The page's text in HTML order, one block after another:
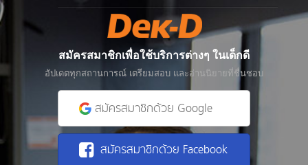
สมัครสมาชิกเพื่อใช้บริการต่างๆ ในเด็กดี
อัปเดตทุกสถานการณ์ เตรียมสอบ และอ่านนิยายที่ชื่นชอบ
สมัครสมาชิกด้วย Google
สมัครสมาชิกด้วย Facebook